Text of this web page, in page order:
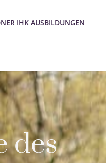
IHK AUSBILDUNGEN
des